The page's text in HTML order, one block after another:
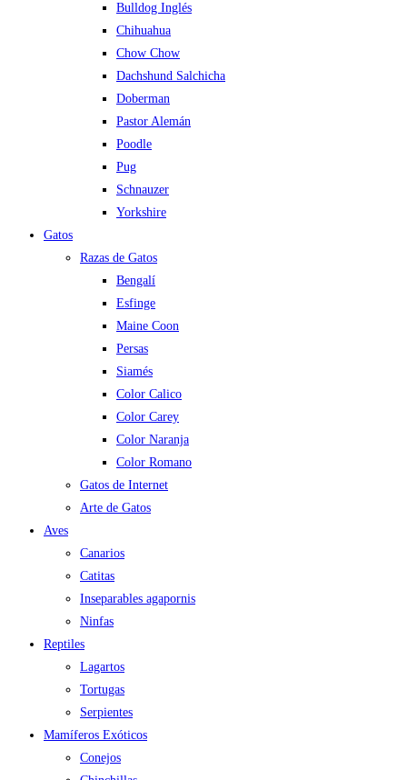
Bulldog Inglés
Chihuahua
Chow Chow
Dachshund Salchicha
Doberman
Pastor Alemán
Poodle
Pug
Schnauzer
Yorkshire
Gatos
Razas de Gatos
Bengalí
Esfinge
Maine Coon
Persas
Siamés
Color Calico
Color Carey
Color Naranja
Color Romano
Gatos de Internet
Arte de Gatos
Aves
Canarios
Catitas
Inseparables agapornis
Ninfas
Reptiles
Lagartos
Tortugas
Serpientes
Mamíferos Exóticos
Conejos